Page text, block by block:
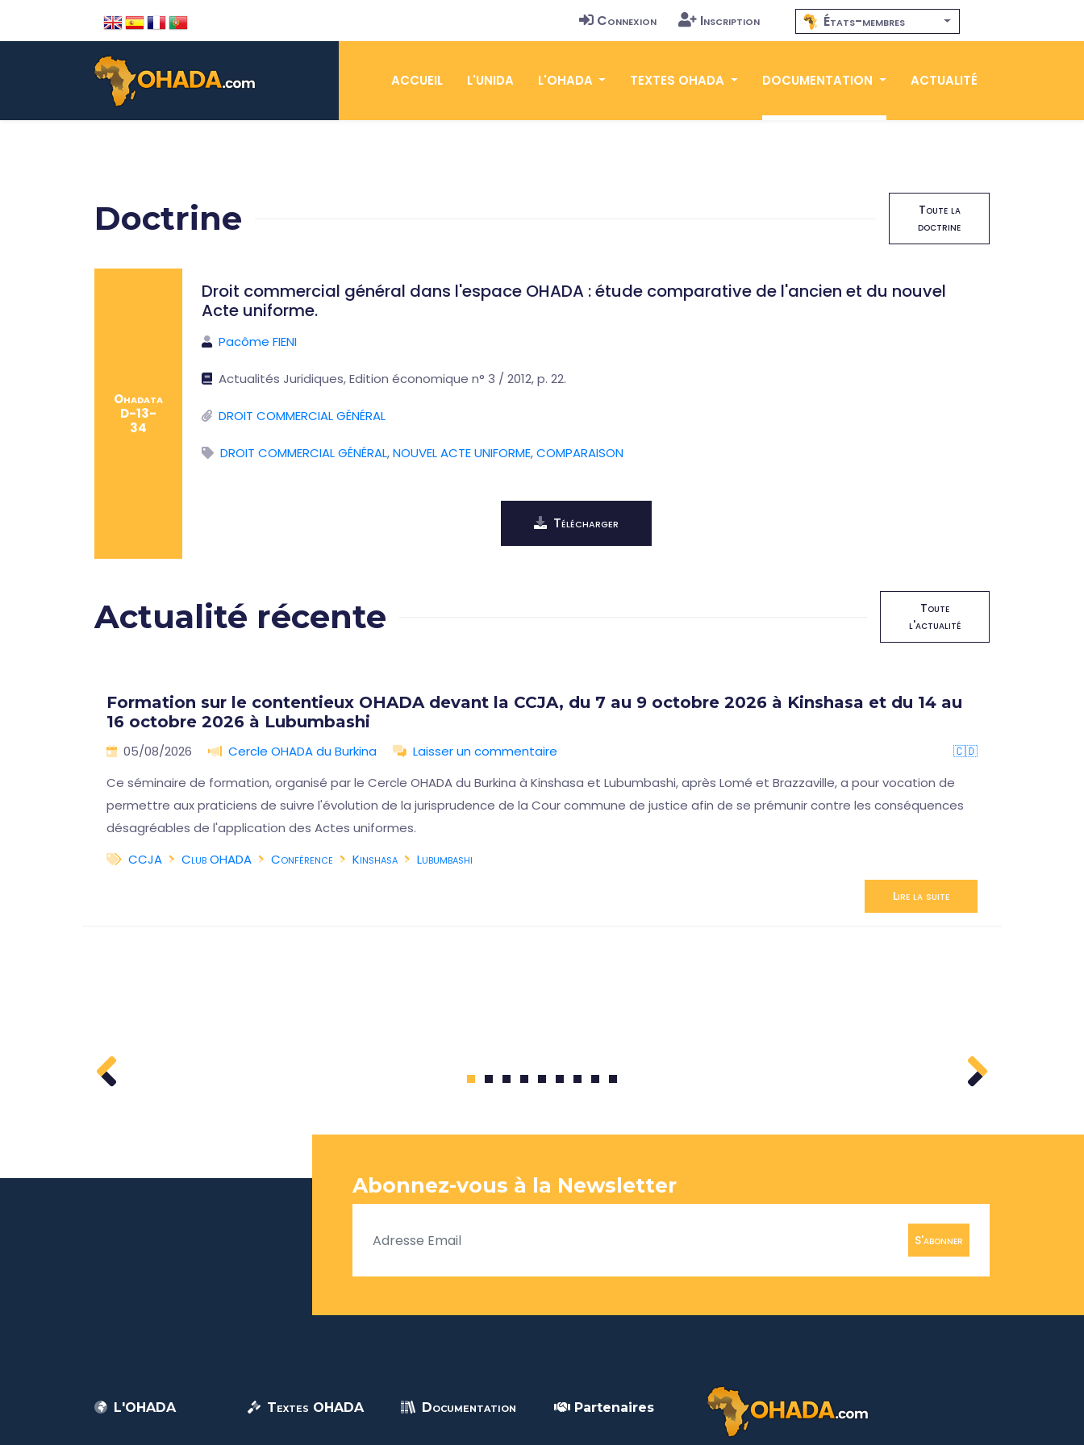
Connexion Inscription États-membres
ACCUEIL L'UNIDA L'OHADA TEXTES OHADA DOCUMENTATION ACTUALITÉ
Doctrine
Toute la
doctrine
Ohadata
D-13-
34
Droit commercial général dans l'espace OHADA : étude comparative de l'ancien et du nouvel
Acte uniforme.
Pacôme FIENI
Actualités Juridiques, Edition économique n° 3 / 2012, p. 22.
DROIT COMMERCIAL GÉNÉRAL
DROIT COMMERCIAL GÉNÉRAL,NOUVEL ACTE UNIFORME,COMPARAISON
Télécharger
Actualité récente
Toute
l'actualité
Formation sur le contentieux OHADA devant la CCJA, du 7 au 9 octobre 2026 à Kinshasa et du 14 au
16 octobre 2026 à Lubumbashi
05/08/2026 Cercle OHADA du Burkina Laisser un commentaire
🇨🇩
Ce séminaire de formation, organisé par le Cercle OHADA du Burkina à Kinshasa et Lubumbashi, après Lomé et Brazzaville, a pour vocation de
permettre aux praticiens de suivre l'évolution de la jurisprudence de la Cour commune de justice afin de se prémunir contre les conséquences
désagréables de l'application des Actes uniformes.
CCJA
Club OHADA Conférence Kinshasa Lubumbashi
Lire la suite
1 2 3 4 5 6 7 8 9
Abonnez-vous à la Newsletter
S'abonner
L'OHADA Textes OHADA Documentation Partenaires